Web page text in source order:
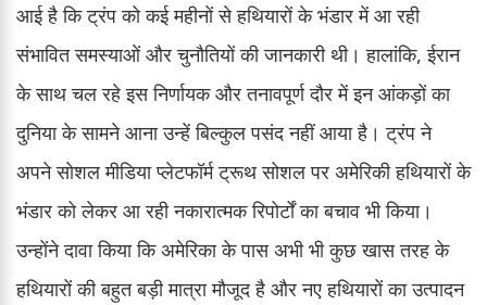
आई है कि ट्रंप को कई महीनों से हथियारों के भंडार में आ रही
संभावित समस्याओं और चुनौतियों की जानकारी थी। हालांकि, ईरान
के साथ चल रहे इस निर्णायक और तनावपूर्ण दौर में इन आंकड़ों का
दुनिया के सामने आना उन्हें बिल्कुल पसंद नहीं आया है। ट्रंप ने
अपने सोशल मीडिया प्लेटफॉर्म ट्रूथ सोशल पर अमेरिकी हथियारों के
भंडार को लेकर आ रही नकारात्मक रिपोर्टों का बचाव भी किया।
उन्होंने दावा किया कि अमेरिका के पास अभी भी कुछ खास तरह के
हथियारों की बहुत बड़ी मात्रा मौजूद है और नए हथियारों का उत्पादन